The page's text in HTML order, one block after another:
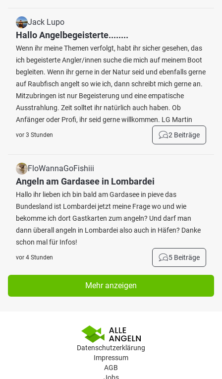
Jack Lupo
Hallo Angelbegeisterte........
Wenn ihr meine Themen verfolgt, habt ihr sicher gesehen, das
ich begeisterte Angler/innen suche die mich auf meinem Boot
begleiten. Wenn ihr gerne in der Natur seid und ebenfalls gerne
auf Raubfisch angelt so wie ich, dann schreibt mich gerne an.
Mitzubringen ist nur Begeisterung und eine empatische
Ausstrahlung. Zeit solltet ihr natürlich auch haben. Ob
Anfänger oder Profi, ihr seid gerne willkommen. LG Martin
vor 3 Stunden 2 Beiträge
FloWannaGoFishiii
Angeln am Gardasee in Lombardei
Hallo ihr lieben ich bin bald am Gardasee in pieve das
Bundesland ist Lombardei jetzt meine Frage wo und wie
bekomme ich dort Gastkarten zum angeln? Und darf man
dann überall angeln in Lombardei also auch in Häfen? Danke
schon mal für Infos!
vor 4 Stunden 5 Beiträge
Mehr anzeigen
Datenschutzerklärung
Impressum
AGB